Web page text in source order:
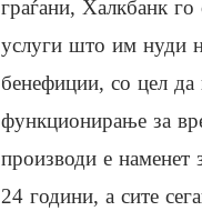
граѓани, Халкбанк го
услуги што им нуди
бенефиции, со цел да
функционирање за
производи е наменет
24 години, а сите